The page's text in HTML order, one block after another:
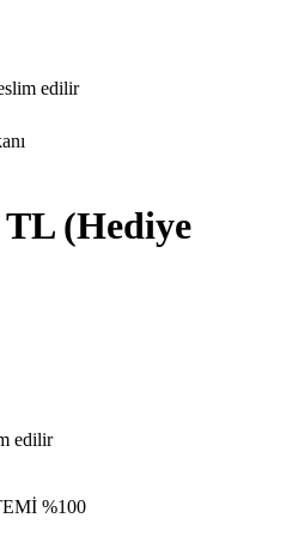
edilir
TL (Hediye
edilir
%100